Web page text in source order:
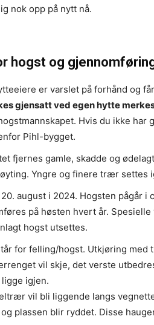
nok opp på nytt nå.
hogst og
er varslet på forhånd og
gjensatt ved egen hytte
Hvis du ikke har
Pihl-bygget.
fjernes gamle, skadde og
Yngre og finere trær settes
august i 2024. Hogsten pågår i
på høsten hvert år.
hogst utsettes.
for felling/hogst. Utkjøring med
vil skje, det verste
igjen.
vil bli liggende langs
plassen blir ryddet. Disse